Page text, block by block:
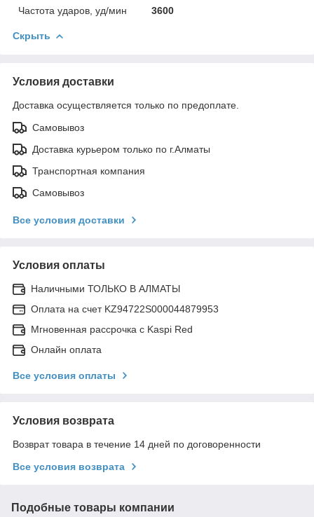
Частота ударов, уд/мин 3600
Скрыть
Условия доставки
Доставка осуществляется только по предоплате.
Самовывоз
Доставка курьером только по г.Алматы
Транспортная компания
Самовывоз
Все условия доставки
Условия оплаты
Наличными ТОЛЬКО В АЛМАТЫ
Оплата на счет KZ94722S000044879953
Мгновенная рассрочка с Kaspi Red
Онлайн оплата
Все условия оплаты
Условия возврата
Возврат товара в течение 14 дней по договоренности
Все условия возврата
Подобные товары компании